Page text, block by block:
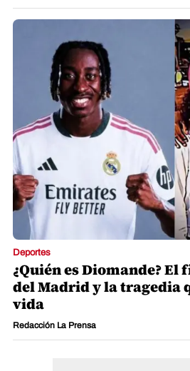
Deportes
¿Quién es Diomande? El
del Madrid y la tragedia
vida
Redacción La Prensa